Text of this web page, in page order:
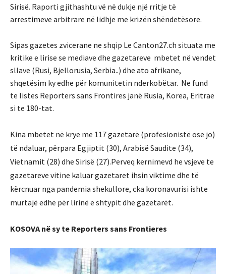
Sirisë. Raporti gjithashtu vë në dukje një rritje të
arrestimeve arbitrare në lidhje me krizën shëndetësore.
Sipas gazetes zvicerane ne shqip Le Canton27.ch situata me
kritike e lirise se mediave dhe gazetareve mbetet në vendet
sllave (Rusi, Bjellorusia, Serbia..) dhe ato afrikane,
shqetësim ky edhe për komunitetin nderkobëtar. Ne fund
te listes Reporters sans Frontires janë Rusia, Korea, Eritrae
si te 180-tat.
Kina mbetet në krye me 117 gazetarë (profesionistë ose jo)
të ndaluar, përpara Egjiptit (30), Arabisë Saudite (34),
Vietnamit (28) dhe Sirisë (27).Perveq kernimevd he vsjeve te
gazetareve vitine kaluar gazetaret ihsin viktime dhe të
kërcnuar nga pandemia shekullore, cka koronavurisi ishte
murtajë edhe për lirinë e shtypit dhe gazetarët.
KOSOVA në sy te Reporters sans Frontieres